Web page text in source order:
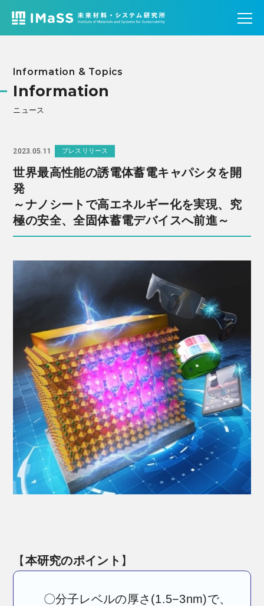
Information & Topics
Information
ニュース
2023.05.11 プレスリリース
世界最高性能の誘電体蓄電キャパシタを開
発
～ナノシートで高エネルギー化を実現、究
極の安全、全固体蓄電デバイスへ前進～
【本研究のポイント 】
〇分子レベルの厚さ(1.5−3nm)で、